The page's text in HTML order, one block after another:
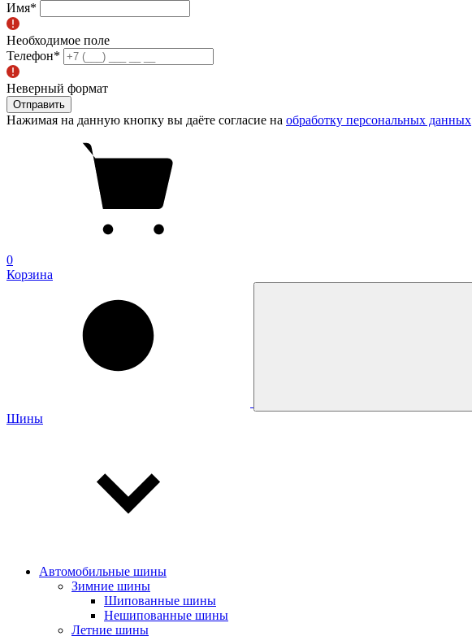
Имя*
Необходимое поле
Телефон*
Неверный формат
Отправить
Нажимая на данную кнопку вы даёте согласие на обработку персональных данных
0
Корзина
Шины
Автомобильные шины
Зимние шины
Шипованные шины
Нешипованные шины
Летние шины